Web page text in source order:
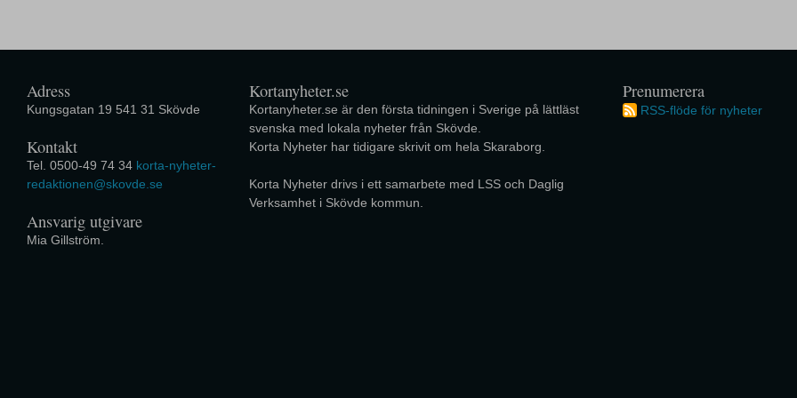
Adress
Kungsgatan 19 541 31 Skövde
Kontakt
Tel. 0500-49 74 34 korta-nyheter-
redaktionen@skovde.se
Ansvarig utgivare
Mia Gillström.
Kortanyheter.se
Kortanyheter.se är den första tidningen i Sverige på lättläst
svenska med lokala nyheter från Skövde.
Korta Nyheter har tidigare skrivit om hela Skaraborg.
Korta Nyheter drivs i ett samarbete med LSS och Daglig
Verksamhet i Skövde kommun.
Prenumerera
RSS-flöde för nyheter